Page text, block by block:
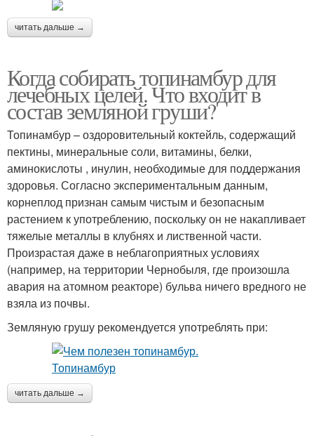
читать дальше →
Когда собирать топинамбур для
лечебных целей. Что входит в
состав земляной груши?
Топинамбур – оздоровительный коктейль, содержащий
пектины, минеральные соли, витамины, белки,
аминокислоты , инулин, необходимые для поддержания
здоровья. Согласно экспериментальным данным,
корнеплод признан самым чистым и безопасным
растением к употреблению, поскольку он не накапливает
тяжелые металлы в клубнях и лиственной части.
Произрастая даже в неблагоприятных условиях
(например, на территории Чернобыля, где произошла
авария на атомном реакторе) бульва ничего вредного не
взяла из почвы.
Земляную грушу рекомендуется употреблять при:
читать дальше →